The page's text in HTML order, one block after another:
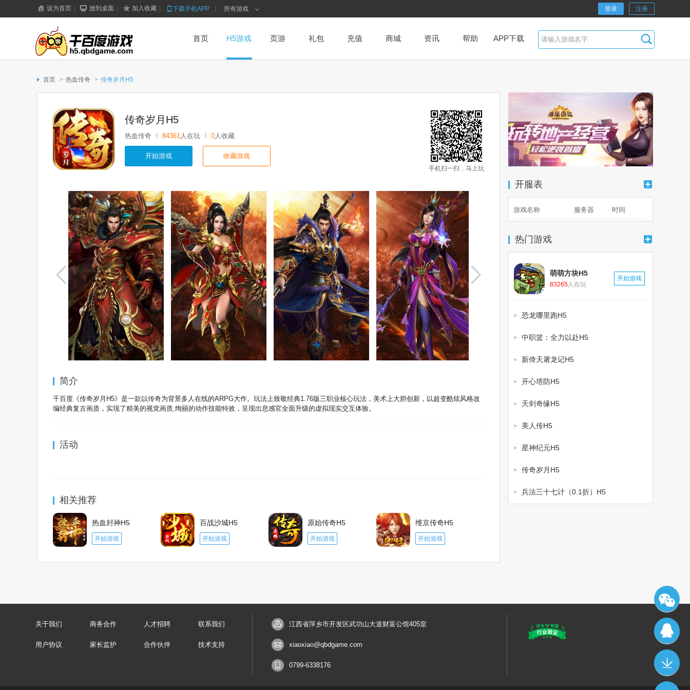
设为首页 放到桌面 加入收藏 下载手机APP 所有游戏 登录 注册
首页 H5游戏 页游 礼包 充值 商城 资讯 帮助 APP下载
首页 > 热血传奇 > 传奇岁月H5
千百度h5游戏
传奇岁月H5
热血传奇 84361人在玩 0人收藏
开始游戏 收藏游戏
手机扫一扫，马上玩
千百度h5游戏 千百度h5游戏 千百度h5游戏 千百度h5游戏 千百度h5游戏
简介
千百度《传奇岁月H5》是一款以传奇为背景多人在线的ARPG大作。玩法上致敬经典1.76版三职业核心玩法，美术上大胆创新，以超变酷炫风格改
编经典复古画质，实现了精美的视觉画质,绚丽的动作技能特效，呈现出息感官全面升级的虚拟现实交互体验。
活动
相关推荐
千百度h5游戏
热血封神H5
开始游戏
千百度h5游戏
百战沙城H5
开始游戏
千百度h5游戏
原始传奇H5
开始游戏
千百度h5游戏
维京传奇H5
开始游戏
千百度h5游戏
开服表
游戏名称 服务器 时间
热门游戏
更多+
千百度h5游戏
萌萌方块H5
83265人在玩
开始游戏
恐龙哪里跑H5
中职篮：全力以赴H5
新倚天屠龙记H5
开心塔防H5
天剑奇缘H5
美人传H5
星神纪元H5
传奇岁月H5
兵法三十七计（0.1折）H5
关于我们 商务合作 人才招聘 联系我们
用户协议 家长监护 合作伙伴 技术支持
江西省萍乡市开发区武功山大道财富公馆405室
xiaoxiao@qbdgame.com
0799-6338176